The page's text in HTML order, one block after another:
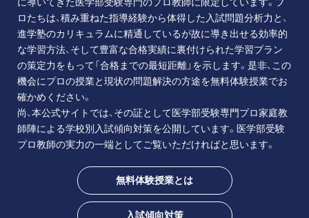
ロたちは、積み重ねた指導経験から体得した入試問題分析力と、
進学塾のカリキュラムに精通しているが故に導き出せる効率的
な学習方法、そして豊富な合格実績に裏付けられた学習プラン
の策定力をもって「合格までの最短距離」を示します。是非、この
機会にプロの授業と現状の問題解決の方途を無料体験授業でお
確かめください。
尚、本公式サイトでは、その証として医学部受験専門プロ家庭教
師陣による学校別入試傾向対策を公開しています。医学部受験
プロ教師の実力の一端としてご覧いただければと思います。
無料体験授業とは
入試傾向対策